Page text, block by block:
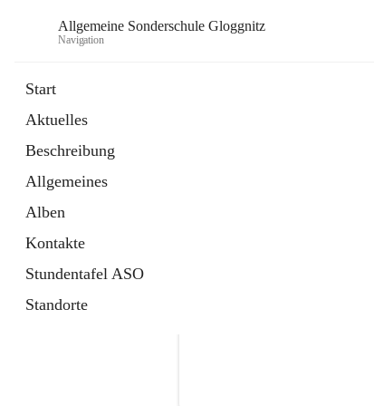
Allgemeine Sonderschule Gloggnitz
Navigation
Start
Aktuelles
Beschreibung
Allgemeines
Alben
Kontakte
Stundentafel ASO
Standorte